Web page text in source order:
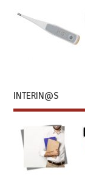
INTERIN@S